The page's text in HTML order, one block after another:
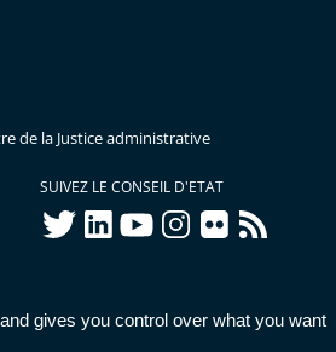
gives you control over what you want
de la Justice administrative
SUIVEZ LE CONSEIL D'ETAT
twitterlinkedInyoutubeinstagram
flickr rss
Mentions légales
Données